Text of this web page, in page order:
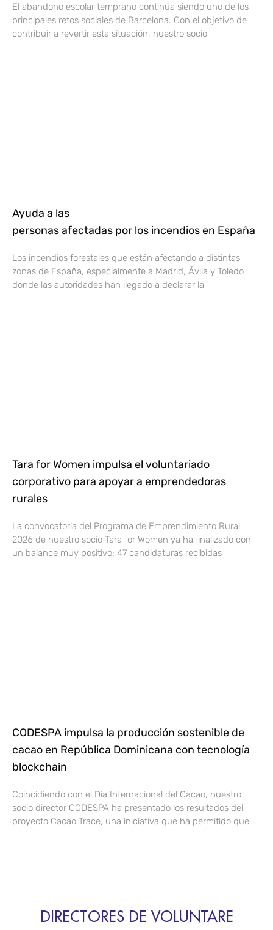
El abandono escolar temprano continúa siendo uno de los
principales retos sociales de Barcelona. Con el objetivo de
contribuir a revertir esta situación, nuestro socio
Ayuda a las
personas afectadas por los incendios en España
Los incendios forestales que están afectando a distintas
zonas de España, especialmente a Madrid, Ávila y Toledo
donde las autoridades han llegado a declarar la
Tara for Women impulsa el voluntariado
corporativo para apoyar a emprendedoras
rurales
La convocatoria del Programa de Emprendimiento Rural
2026 de nuestro socio Tara for Women ya ha finalizado con
un balance muy positivo: 47 candidaturas recibidas
CODESPA impulsa la producción sostenible de
cacao en República Dominicana con tecnología
blockchain
Coincidiendo con el Día Internacional del Cacao, nuestro
socio director CODESPA ha presentado los resultados del
proyecto Cacao Trace, una iniciativa que ha permitido que
DIRECTORES DE VOLUNTARE